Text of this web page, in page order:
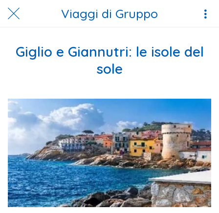
Viaggi di Gruppo
Giglio e Giannutri: le isole del
sole